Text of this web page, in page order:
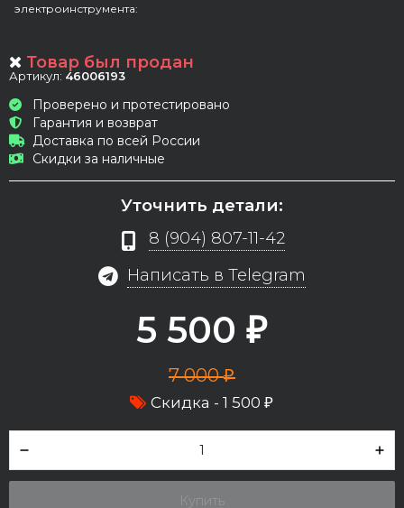
электроинструмента:
Товар был продан
Артикул: 46006193
Проверено и протестировано
Гарантия и возврат
Доставка по всей России
Скидки за наличные
Уточнить детали:
8 (904) 807-11-42
Написать в Telegram
5 500 ₽
7 000₽
Скидка - 1 500 ₽
Купить